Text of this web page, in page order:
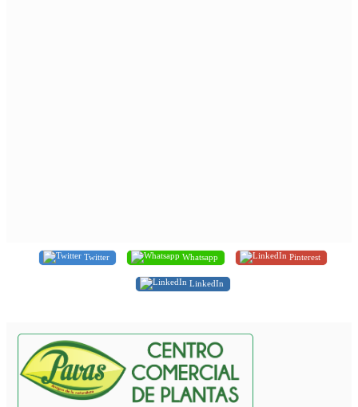
Twitter Whatsapp Pinterest
LinkedIn